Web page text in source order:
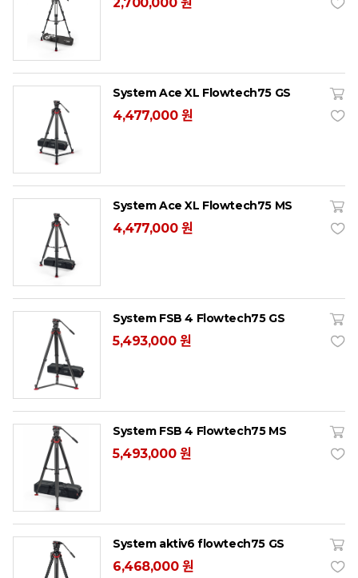
System Ace XL Flowtech75 GS
4,477,000 원
System Ace XL Flowtech75 MS
4,477,000 원
System FSB 4 Flowtech75 GS
5,493,000 원
System FSB 4 Flowtech75 MS
5,493,000 원
System aktiv6 flowtech75 GS
6,468,000 원